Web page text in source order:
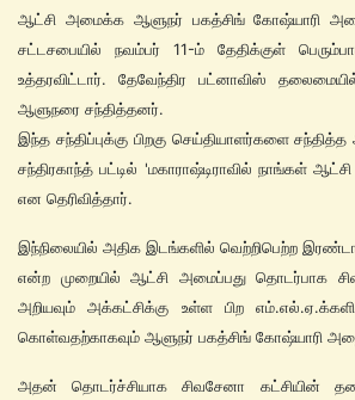
ஆட்சி அமைக்க ஆளுநர் பகத்சிங் கோஷ்யாரி
சட்டசபையில் நவம்பர் 11-ம் தேதிக்குள்
உத்தரவிட்டார். தேவேந்திர பட்னாவிஸ்
ஆளுநரை சந்தித்தனர்.
இந்த சந்திப்புக்கு பிறகு செய்தியாளர்களை
சந்திரகாந்த் பட்டில் 'மகாராஷ்டிராவில் நாங்கள்
என தெரிவித்தார்.
இந்நிலையில் அதிக இடங்களில் வெற்றிபெற்ற
என்ற முறையில் ஆட்சி அமைப்பது தொடர்பாக
அறியவும் அக்கட்சிக்கு உள்ள பிற
கொள்வதற்காகவும் ஆளுநர் பகத்சிங் கோஷ்யாரி
அதன் தொடர்ச்சியாக சிவசேனா கட்சியின்